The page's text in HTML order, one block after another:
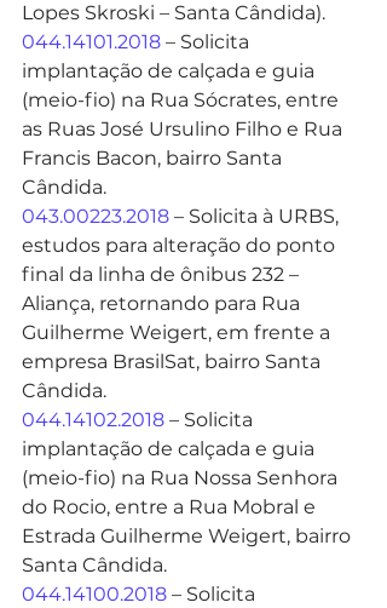
Lopes Skroski – Santa Cândida).
044.14101.2018 – Solicita
implantação de calçada e guia
(meio-fio) na Rua Sócrates, entre
as Ruas José Ursulino Filho e Rua
Francis Bacon, bairro Santa
Cândida.
043.00223.2018 – Solicita à URBS,
estudos para alteração do ponto
final da linha de ônibus 232 –
Aliança, retornando para Rua
Guilherme Weigert, em frente a
empresa BrasilSat, bairro Santa
Cândida.
044.14102.2018 – Solicita
implantação de calçada e guia
(meio-fio) na Rua Nossa Senhora
do Rocio, entre a Rua Mobral e
Estrada Guilherme Weigert, bairro
Santa Cândida.
044.14100.2018 – Solicita